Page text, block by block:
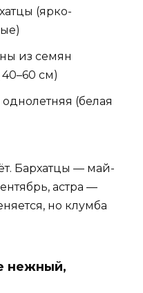
(ярко-
из семян
см)
(белая
Бархатцы — май-
астра —
но клумба
нежный,